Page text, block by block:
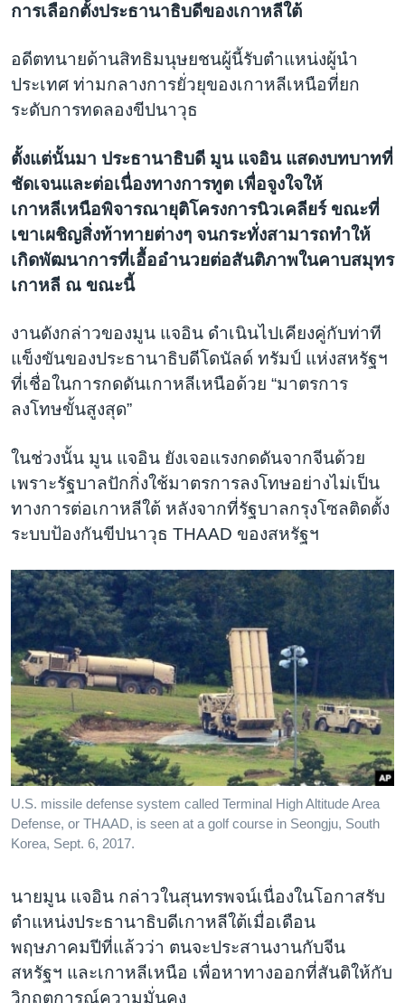
การเลือกตั้งประธานาธิบดีของเกาหลีใต้
อดีตทนายด้านสิทธิมนุษยชนผู้นี้รับตำแหน่งผู้นำ
ประเทศ ท่ามกลางการยั่วยุของเกาหลีเหนือที่ยก
ระดับการทดลองขีปนาวุธ
ตั้งแต่นั้นมา ประธานาธิบดี มูน แจอิน แสดงบทบาทที่
ชัดเจนและต่อเนื่องทางการทูต เพื่อจูงใจให้
เกาหลีเหนือพิจารณายุติโครงการนิวเคลียร์ ขณะที่
เขาเผชิญสิ่งท้าทายต่างๆ จนกระทั่งสามารถทำให้
เกิดพัฒนาการที่เอื้ออำนวยต่อสันติภาพในคาบสมุทร
เกาหลี ณ ขณะนี้
งานดังกล่าวของมูน แจอิน ดำเนินไปเคียงคู่กับท่าที
แข็งขันของประธานาธิบดีโดนัลด์ ทรัมป์ แห่งสหรัฐฯ
ที่เชื่อในการกดดันเกาหลีเหนือด้วย “มาตรการ
ลงโทษขั้นสูงสุด”
ในช่วงนั้น มูน แจอิน ยังเจอแรงกดดันจากจีนด้วย
เพราะรัฐบาลปักกิ่งใช้มาตรการลงโทษอย่างไม่เป็น
ทางการต่อเกาหลีใต้ หลังจากที่รัฐบาลกรุงโซลติดตั้ง
ระบบป้องกันขีปนาวุธ THAAD ของสหรัฐฯ
U.S. missile defense system called Terminal High Altitude Area
Defense, or THAAD, is seen at a golf course in Seongju, South
Korea, Sept. 6, 2017.
นายมูน แจอิน กล่าวในสุนทรพจน์เนื่องในโอกาสรับ
ตำแหน่งประธานาธิบดีเกาหลีใต้เมื่อเดือน
พฤษภาคมปีที่แล้วว่า ตนจะประสานงานกับจีน
สหรัฐฯ และเกาหลีเหนือ เพื่อหาทางออกที่สันติให้กับ
วิกฤตการณ์ความมั่นคง